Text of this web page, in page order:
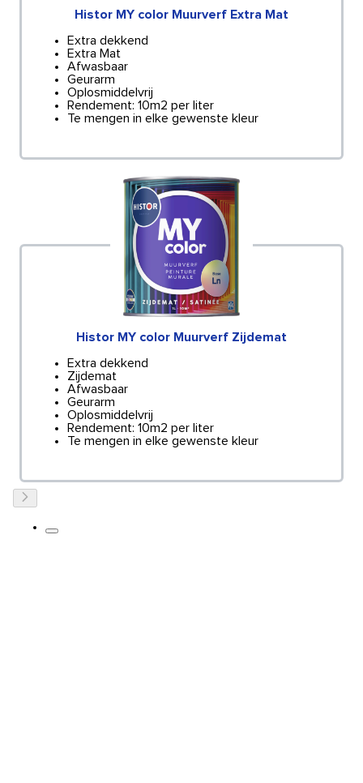
Histor MY color Muurverf Extra Mat
Extra dekkend
Extra Mat
Afwasbaar
Geurarm
Oplosmiddelvrij
Rendement: 10m2 per liter
Te mengen in elke gewenste kleur
Histor MY color Muurverf Zijdemat
Extra dekkend
Zijdemat
Afwasbaar
Geurarm
Oplosmiddelvrij
Rendement: 10m2 per liter
Te mengen in elke gewenste kleur